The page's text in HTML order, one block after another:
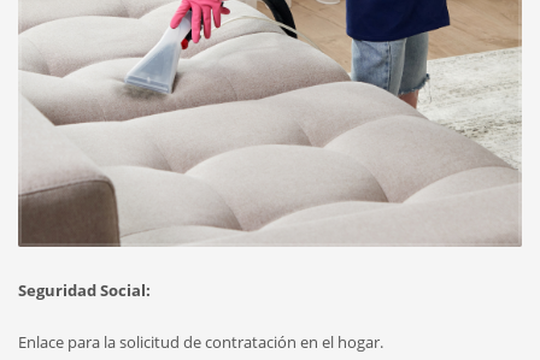
Seguridad Social:
Enlace para la solicitud de contratación en el hogar.